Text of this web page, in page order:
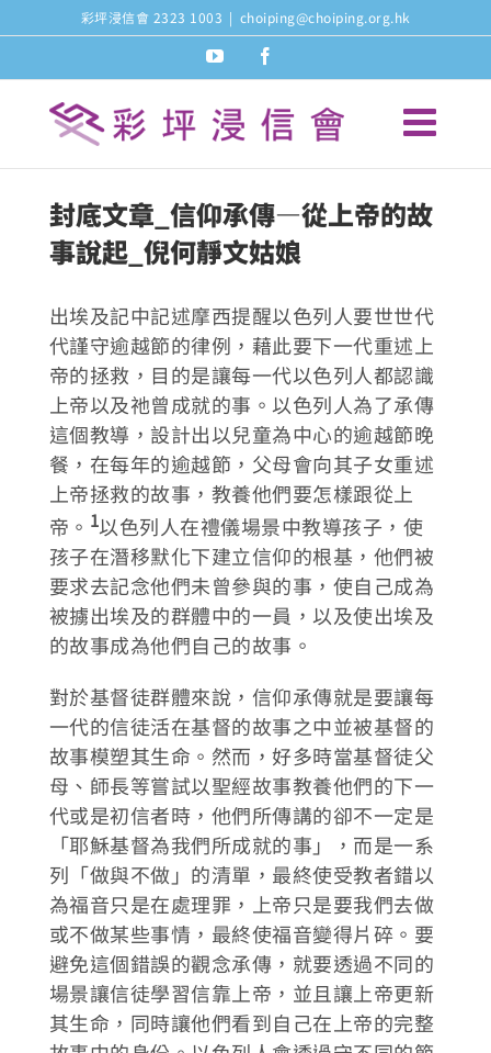
to
content
彩坪浸信會 2323 1003 | choiping@choiping.org.hk
youtube
封底文章_信仰承傳—從上帝的故
事說起_倪何靜文姑娘
出埃及記中記述摩西提醒以色列人要世世代
代謹守逾越節的律例，藉此要下一代重述上
帝的拯救，目的是讓每一代以色列人都認識
上帝以及祂曾成就的事。以色列人為了承傳
這個教導，設計出以兒童為中心的逾越節晚
餐，在每年的逾越節，父母會向其子女重述
上帝拯救的故事，教養他們要怎樣跟從上
帝。 1以色列人在禮儀場景中教導孩子，使
孩子在潛移默化下建立信仰的根基，他們被
要求去記念他們未曾參與的事，使自己成為
被擄出埃及的群體中的一員，以及使出埃及
的故事成為他們自己的故事。
對於基督徒群體來說，信仰承傳就是要讓每
一代的信徒活在基督的故事之中並被基督的
故事模塑其生命。然而，好多時當基督徒父
母、師長等嘗試以聖經故事教養他們的下一
代或是初信者時，他們所傳講的卻不一定是
「耶穌基督為我們所成就的事」，而是一系
列「做與不做」的清單，最終使受教者錯以
為福音只是在處理罪，上帝只是要我們去做
或不做某些事情，最終使福音變得片碎。要
避免這個錯誤的觀念承傳，就要透過不同的
場景讓信徒學習信靠上帝，並且讓上帝更新
其生命，同時讓他們看到自己在上帝的完整